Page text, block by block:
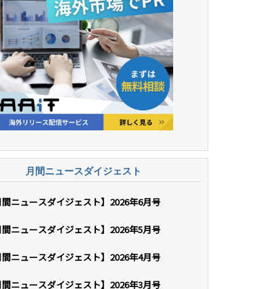
月間ニュースダイジェスト
間ニュースダイジェスト】2026年6月号
間ニュースダイジェスト】2026年5月号
間ニュースダイジェスト】2026年4月号
間ニュースダイジェスト】2026年3月号